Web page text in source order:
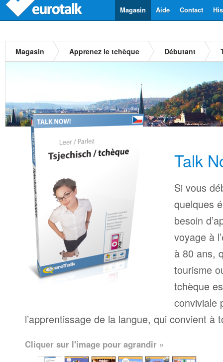
Contact
Aide
Magasin
Magasin Apprenez le tchèque Débutant
Talk
Si vous
quelques
besoin
voyage à
à 80 ans,
tourisme
tchèque
conviviale
l’apprentissage de la langue, qui convient à
Cliquer sur l'image pour agrandir »